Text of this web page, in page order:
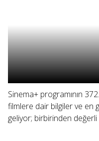
Sinema+ programının
filmlere dair bilgiler ve en
geliyor; birbirinden